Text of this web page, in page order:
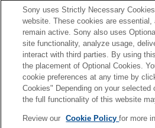
Liste des éléments du
Précautions/Le produit
Si vous avez des
Pour plus d’informations sur la
Sony uses Strictly Necessary
website. These cookies are essential,
remain active. Sony also uses
site functionality, analyze usage,
interact with third parties. By using
the placement of Optional Cookies.
cookie preferences at any time by
Cookies" Depending on your selected
the full functionality of this website
Review our Cookie Policyfor more